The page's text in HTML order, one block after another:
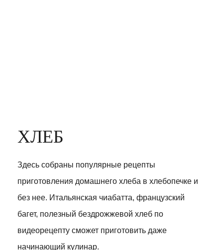
ХЛЕБ
Здесь собраны популярные рецепты
приготовления домашнего хлеба в хлебопечке и
без нее. Итальянская чиабатта, французский
багет, полезный бездрожжевой хлеб по
видеорецепту сможет приготовить даже
начинающий кулинар.